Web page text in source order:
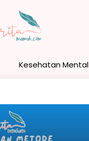
Kesehatan Mental